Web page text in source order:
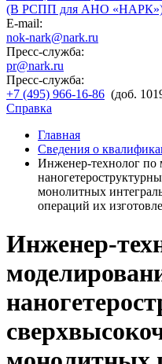
(В РСПП для АНО
E-mail:
nok-nark@nark.ru
Пресс-служба:
pr@nark.ru
Пресс-служба:
+7 (495) 966-16-86 (доб.
Справка
Главная
Сведения о
Инженер-технолог по
монолитных
операций их
Инженер-